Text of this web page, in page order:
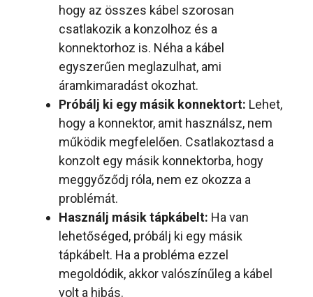
hogy az összes kábel szorosan
csatlakozik a konzolhoz és a
konnektorhoz is. Néha a kábel
egyszerűen meglazulhat, ami
áramkimaradást okozhat.
Próbálj ki egy másik konnektort: Lehet,
hogy a konnektor, amit használsz, nem
működik megfelelően. Csatlakoztasd a
konzolt egy másik konnektorba, hogy
meggyőződj róla, nem ez okozza a
problémát.
Használj másik tápkábelt: Ha van
lehetőséged, próbálj ki egy másik
tápkábelt. Ha a probléma ezzel
megoldódik, akkor valószínűleg a kábel
volt a hibás.